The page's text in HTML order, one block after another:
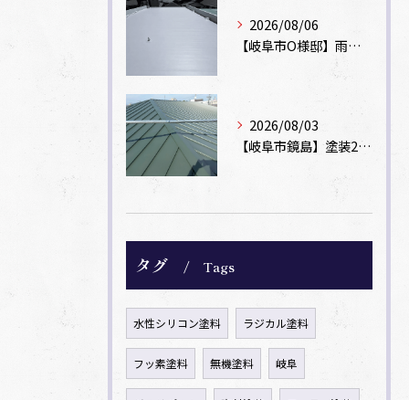
2026/08/06
【岐阜市O様邸】雨漏りを解消！塩ビシート機械固定工法による屋根防水工事
2026/08/03
【岐阜市鏡島】塗装2回のカラーベスト屋根をカバー工法でガルバリウム鋼板に改修！
タグ Tags
水性シリコン塗料 ラジカル塗料
フッ素塗料 無機塗料 岐阜